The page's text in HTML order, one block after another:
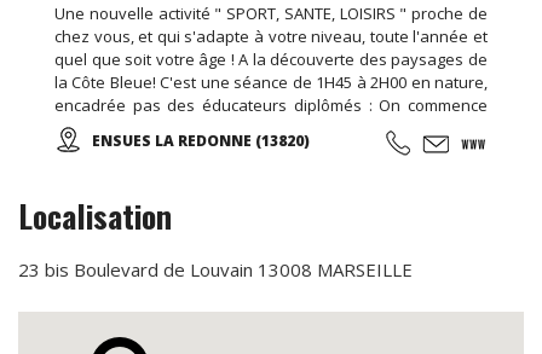
Une nouvelle activité " SPORT, SANTE, LOISIRS " proche de
chez vous, et qui s'adapte à votre niveau, toute l'année et
quel que soit votre âge ! A la découverte des paysages de
la Côte Bleue! C'est une séance de 1H45 à 2H00 en nature,
encadrée pas des éducateurs diplômés : On commence
par un échauffement musculaire et articulaire, puis place à
la marche et sa technique en alternant des phases plus
ENSUES LA REDONNE (13820)
Localisation
23 bis Boulevard de Louvain 13008 MARSEILLE